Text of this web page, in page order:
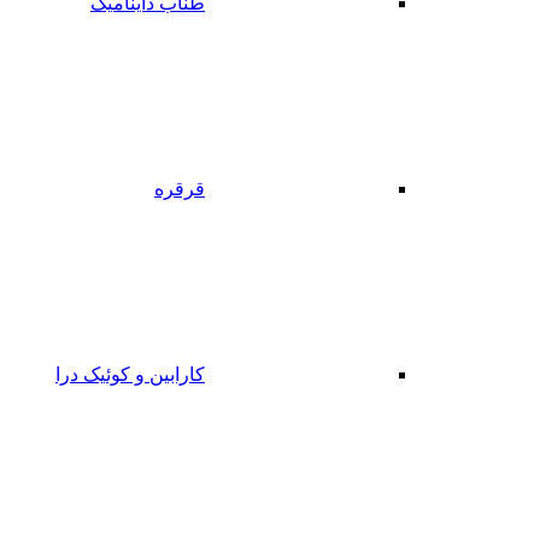
قرقره
کارابین و کوئیک درا